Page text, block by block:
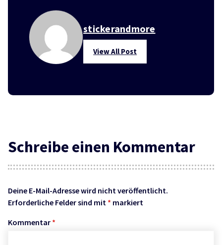
stickerandmore
View All Post
Schreibe einen Kommentar
Deine E-Mail-Adresse wird nicht veröffentlicht.
Erforderliche Felder sind mit * markiert
Kommentar *